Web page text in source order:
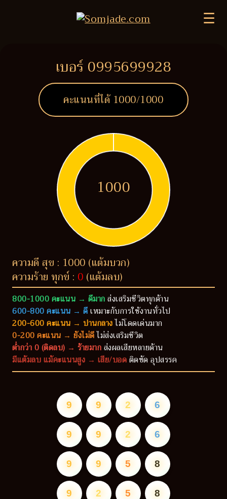
☰
เบอร์ 0995699928
คะแนนที่ได้ 1000/1000
1000
ความดี สุข : 1000 (แต้มบวก)
ความร้าย ทุกข์ : 0 (แต้มลบ)
800-1000 คะแนน → ดีมากส่งเสริมชีวิตทุกด้าน
600-800 คะแนน → ดีเหมาะกับการใช้งานทั่วไป
200-600 คะแนน → ปานกลางไม่โดดเด่นมาก
0-200 คะแนน → ยังไม่ดีไม่ส่งเสริมชีวิต
ต่ำกว่า 0 (ติดลบ) → ร้ายมากส่งผลเสียหลายด้าน
มีแต้มลบ แม้คะแนนสูง → เสีย/บอดติดขัด อุปสรรค
9 9 2 6
9 9 2 6
9 9 5 8
9 2 5 8